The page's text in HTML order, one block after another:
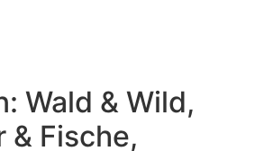
Wald & Wild,
& Fische,